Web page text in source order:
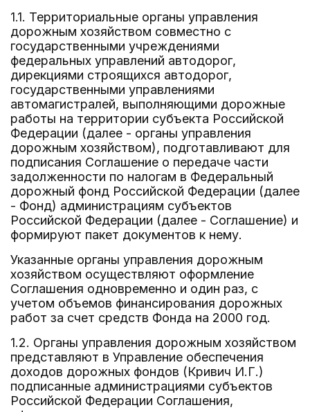
1.1. Территориальные органы управления
дорожным хозяйством совместно с
государственными учреждениями
федеральных управлений автодорог,
дирекциями строящихся автодорог,
государственными управлениями
автомагистралей, выполняющими дорожные
работы на территории субъекта Российской
Федерации (далее - органы управления
дорожным хозяйством), подготавливают для
подписания Соглашение о передаче части
задолженности по налогам в Федеральный
дорожный фонд Российской Федерации (далее
- Фонд) администрациям субъектов
Российской Федерации (далее - Соглашение) и
формируют пакет документов к нему.
Указанные органы управления дорожным
хозяйством осуществляют оформление
Соглашения одновременно и один раз, с
учетом объемов финансирования дорожных
работ за счет средств Фонда на 2000 год.
1.2. Органы управления дорожным хозяйством
представляют в Управление обеспечения
доходов дорожных фондов (Кривич И.Г.)
подписанные администрациями субъектов
Российской Федерации Соглашения,